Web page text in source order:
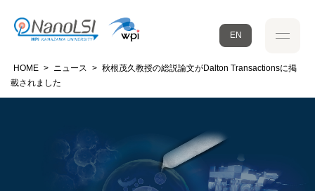
EN
HOME > ニュース > 秋根茂久教授の総説論文がDalton Transactionsに掲
載されました